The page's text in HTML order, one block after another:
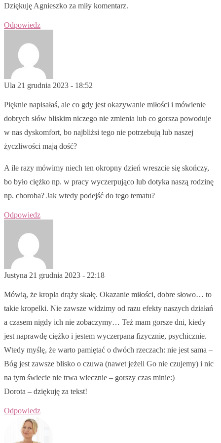
Dziękuję Agnieszko za miły komentarz.
Odpowiedz
Ula 21 grudnia 2023 - 18:52
Pięknie napisałaś, ale co gdy jest okazywanie miłości i mówienie
dobrych słów bliskim niczego nie zmienia lub co gorsza powoduje
w nas dyskomfort, bo najbliżsi tego nie potrzebują lub naszej
życzliwości mają dość?
A ile razy mówimy niech ten okropny dzień wreszcie się skończy,
bo było ciężko np. w pracy wyczerpująco lub dotyka naszą rodzinę
np. choroba? Jak wtedy podejść do tego tematu?
Odpowiedz
Justyna 21 grudnia 2023 - 22:18
Mówią, że kropla drąży skałę. Okazanie miłości, dobre słowo… to
takie kropelki. Nie zawsze widzimy od razu efekty naszych działań
a czasem nigdy ich nie zobaczymy… Też mam gorsze dni, kiedy
jest naprawdę ciężko i jestem wyczerpana fizycznie, psychicznie.
Wtedy myślę, że warto pamiętać o dwóch rzeczach: nie jest sama –
Bóg jest zawsze blisko o czuwa (nawet jeżeli Go nie czujemy) i nic
na tym świecie nie trwa wiecznie – gorszy czas minie:)
Dorota – dziękuję za tekst!
Odpowiedz